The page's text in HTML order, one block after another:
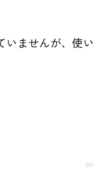
いませんが、使い